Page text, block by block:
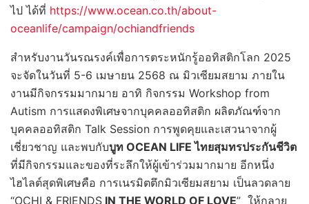
ไป ได้ที่ https://www.ocean.co.th/about-
oceanlife/campaign/ochiandfriends
สำหรับงานวันรณรงค์เพื่อการตระหนักรู้ออทิสติกโลก 2025
จะจัดในวันที่ 5-6 เมษายน 2568 ณ มิวเซียมสยาม ภายใน
งานมีกิจกรรมมากมาย อาทิ กิจกรรม Workshop from
Autism การแสดงพิเศษจากบุคคลออทิสติก ผลิตภัณฑ์จาก
บุคคลออทิสติก Talk Session การพูดคุยและเสวนาจากผู้
เชี่ยวชาญ และพบกับบูท OCEAN LIFE ไทยสุมทรประกันชีวิต
ที่มีกิจกรรมและของที่ระลึกให้ผู้เข้าร่วมมากมาย อีกหนึ่ง
ไฮไลต์สุดพิเศษคือ การเนรมิตตึกมิวเซียมสยาม เป็นลวดลาย
“OCHI & FRIENDS IN THE WORLD OF LOVE” ให้กลาย